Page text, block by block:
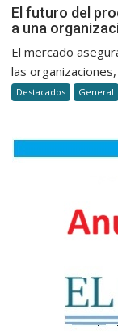
El futuro del
a una
El mercado
las
Destacados General